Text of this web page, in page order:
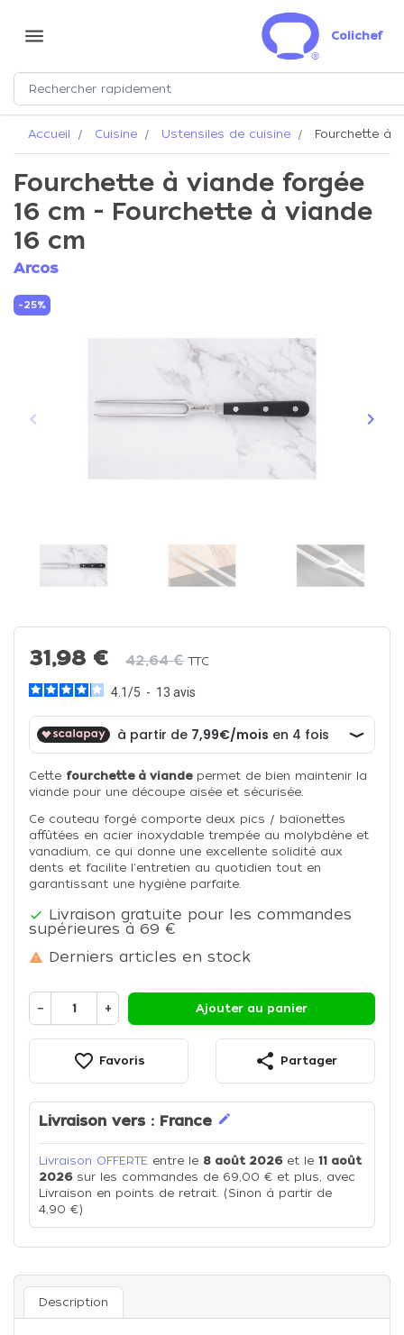
menu Colichef
Accueil Cuisine Ustensiles de cuisine Fourchette à
Fourchette à viande forgée
16 cm - Fourchette à viande
16 cm
Arcos
-25%
Précédent
keyboard_arrow_left keyboard_arrow_right
31,98 € 42,64 € TTC
4.1/5 - 13 avis
Cette fourchette à viandepermet de bien maintenir la
viande pour une découpe aisée et sécurisée.
Ce couteau forgé comporte deux pics / baïonettes
affûtées en acier inoxydable trempée au molybdène et
vanadium, ce qui donne une excellente solidité aux
dents et facilite l'entretien au quotidien tout en
garantissant une hygiène parfaite.
 Livraison gratuite pour les commandes
supérieures à 69 €
 Derniers articles en stock
− + Ajouter au panier
favorite_border Favoris share Partager
Livraison vers : France edit
Livraison OFFERTE entre le 8 août 2026et le 11 août
2026sur les commandes de 69,00 € et plus, avec
Livraison en points de retrait. (Sinon à partir de
4,90 €)
Description